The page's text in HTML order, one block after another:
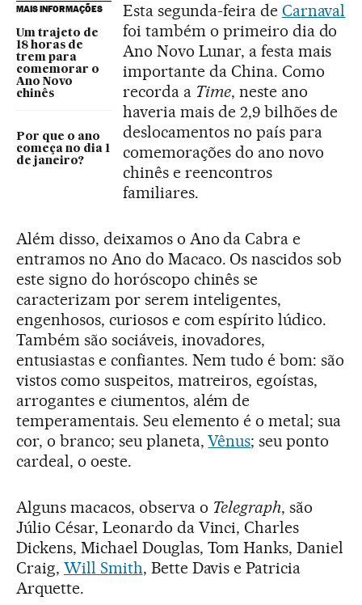
MAIS INFORMAÇÕES
Um trajeto de
18 horas de
trem para
comemorar o
Ano Novo
chinês
Por que o ano
começa no dia 1
de janeiro?
Esta segunda-feira de Carnaval
foi também o primeiro dia do
Ano Novo Lunar, a festa mais
importante da China. Como
recorda a Time, neste ano
haveria mais de 2,9 bilhões de
deslocamentos no país para
comemorações do ano novo
chinês e reencontros
familiares.
Além disso, deixamos o Ano da Cabra e
entramos no Ano do Macaco. Os nascidos sob
este signo do horóscopo chinês se
caracterizam por serem inteligentes,
engenhosos, curiosos e com espírito lúdico.
Também são sociáveis, inovadores,
entusiastas e confiantes. Nem tudo é bom: são
vistos como suspeitos, matreiros, egoístas,
arrogantes e ciumentos, além de
temperamentais. Seu elemento é o metal; sua
cor, o branco; seu planeta,Vênus; seu ponto
cardeal, o oeste.
Alguns macacos, observa o Telegraph, são
Júlio César, Leonardo da Vinci, Charles
Dickens, Michael Douglas, Tom Hanks, Daniel
Craig, Will Smith, Bette Davis e Patricia
Arquette.